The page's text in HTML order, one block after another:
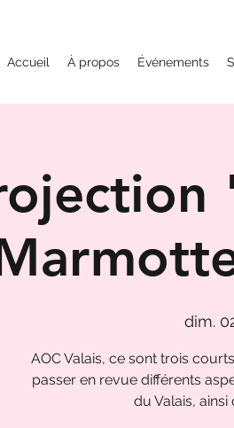
Accueil À propos Événements
dim.
AOC Valais, ce sont trois
passer en revue différents
du Valais,